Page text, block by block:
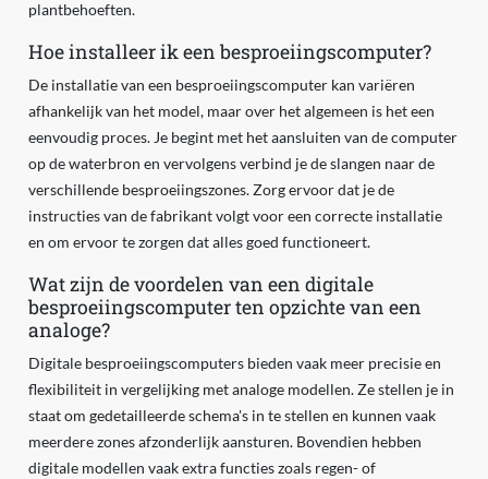
plantbehoeften.
Hoe installeer ik een besproeiingscomputer?
De installatie van een besproeiingscomputer kan variëren
afhankelijk van het model, maar over het algemeen is het een
eenvoudig proces. Je begint met het aansluiten van de computer
op de waterbron en vervolgens verbind je de slangen naar de
verschillende besproeiingszones. Zorg ervoor dat je de
instructies van de fabrikant volgt voor een correcte installatie
en om ervoor te zorgen dat alles goed functioneert.
Wat zijn de voordelen van een digitale
besproeiingscomputer ten opzichte van een
analoge?
Digitale besproeiingscomputers bieden vaak meer precisie en
flexibiliteit in vergelijking met analoge modellen. Ze stellen je in
staat om gedetailleerde schema's in te stellen en kunnen vaak
meerdere zones afzonderlijk aansturen. Bovendien hebben
digitale modellen vaak extra functies zoals regen- of